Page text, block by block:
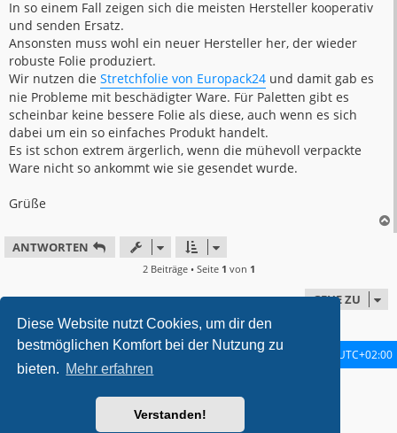
Diese Website nutzt Cookies, um dir den
bestmöglichen Komfort bei der Nutzung zu
bieten. Mehr erfahren
Verstanden!
In so einem Fall zeigen sich die meisten Hersteller kooperativ
und senden Ersatz.
Ansonsten muss wohl ein neuer Hersteller her, der wieder
robuste Folie produziert.
Wir nutzen die Stretchfolie von Europack24 und damit gab es
nie Probleme mit beschädigter Ware. Für Paletten gibt es
scheinbar keine bessere Folie als diese, auch wenn es sich
dabei um ein so einfaches Produkt handelt.
Es ist schon extrem ärgerlich, wenn die mühevoll verpackte
Ware nicht so ankommt wie sie gesendet wurde.
Grüße
ANTWORTEN
2 Beiträge • Seite 1 von 1
GEHE ZU
Startseite Foren-Übersicht Alle Zeiten sind UTC+02:00
Powered by
® Forum Software © phpBB Limited
Deutsche Übersetzung durch